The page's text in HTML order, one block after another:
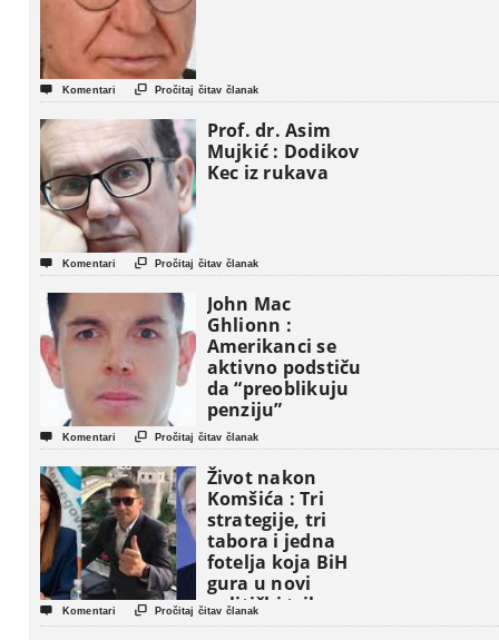
 Komentari  Pročitaj čitav članak
Prof. dr. Asim
Mujkić : Dodikov
Kec iz rukava
 Komentari  Pročitaj čitav članak
John Mac
Ghlionn :
Amerikanci se
aktivno podstiču
da “preoblikuju
penziju”
 Komentari  Pročitaj čitav članak
Život nakon
Komšića : Tri
strategije, tri
tabora i jedna
fotelja koja BiH
gura u novi
politički triler
 Komentari  Pročitaj čitav članak